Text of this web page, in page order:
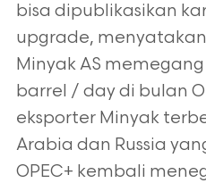
bisa dipublikasikan
upgrade,
Minyak AS memegang
barrel / day di bulan
eksporter Minyak
Arabia dan Russia
OPEC+ kembali